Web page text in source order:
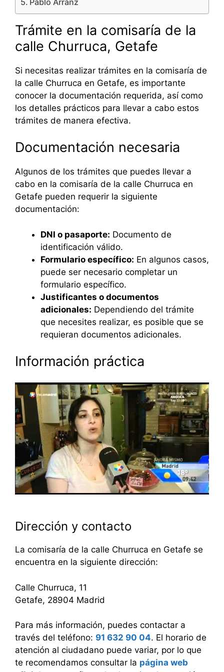
Trámite en la comisaría de la
calle Churruca, Getafe
Si necesitas realizar trámites en la comisaría de
la calle Churruca en Getafe, es importante
conocer la documentación requerida, así como
los detalles prácticos para llevar a cabo estos
trámites de manera efectiva.
Documentación necesaria
Algunos de los trámites que puedes llevar a
cabo en la comisaría de la calle Churruca en
Getafe pueden requerir la siguiente
documentación:
DNI o pasaporte: Documento de
identificación válido.
Formulario específico: En algunos casos,
puede ser necesario completar un
formulario específico.
Justificantes o documentos
adicionales: Dependiendo del trámite
que necesites realizar, es posible que se
requieran documentos adicionales.
Información práctica
Dirección y contacto
La comisaría de la calle Churruca en Getafe se
encuentra en la siguiente dirección:
Calle Churruca, 11
Getafe, 28904 Madrid
Para más información, puedes contactar a
través del teléfono: 91 632 90 04. El horario de
atención al ciudadano puede variar, por lo que
te recomendamos consultar la página web